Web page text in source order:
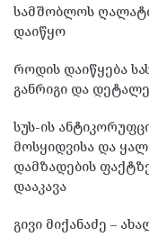
სამშობლოს
დაიწყო
როდის დაიწყება
განრიგი და
სუს-ის
მოსყიდვისა და
დამზადების
დააკავა
გივი მიქანაძე –